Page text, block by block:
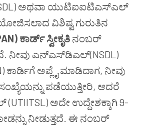
ಅಥವಾ ಯುಟಿಐಐಟಿಎಸ್ಎಲ್
ವಿಶಿಷ್ಟ ಗುರುತಿನ
ಕಾರ್ಡ್ ಸ್ವೀಕೃತಿ ನಂಬರ್
ನೀವು ಎನ್ಎಸ್‌ಡಿಎಲ್(NSDL)
ಕಾರ್ಡಿಗೆ ಅಪ್ಲೈ ಮಾಡಿದಾಗ, ನೀವು
ಪಡೆಯುತ್ತೀರಿ, ಆದರೆ
ಅದೇ ಉದ್ದೇಶಕ್ಕಾಗಿ 9-
ನೀಡುತ್ತದೆ. ಈ ನಂಬರ್